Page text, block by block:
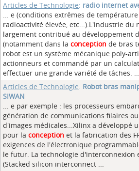
Articles de Technologie: radio internet
... e (conditions extrêmes de
radioactivité élevée, etc...).L'industrie du
largement contribué au développement
(notamment dans la conception de bras
robot est un système mécanique poly-
actionneurs et commandé par un
effectuer une grande variété de tâches. ...
Articles de Technologie: Robot bras
SIWAN
... e par exemple : les processeurs
génération de communications filaires
d'images médicales...Xilinx a développé
pour la conception et la fabrication des
exigences de l'électronique
le futur. La technologie d'interconnexion
(Stacked silicon interconnect ...